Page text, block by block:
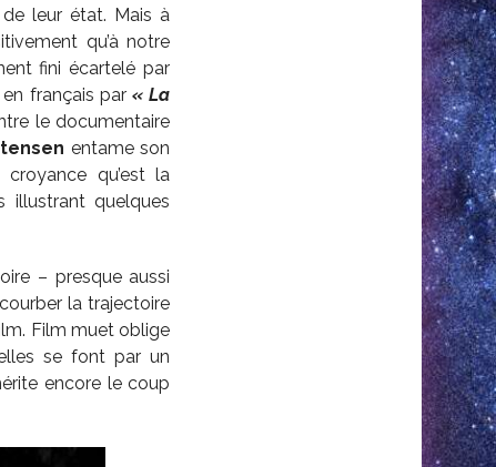
de leur état. Mais à
qu’à notre
fini écartelé par
français par« La
le documentaire
entame son
qu’est la
illustrant quelques
– presque aussi
la trajectoire
Film muet oblige
se font par un
encore le coup